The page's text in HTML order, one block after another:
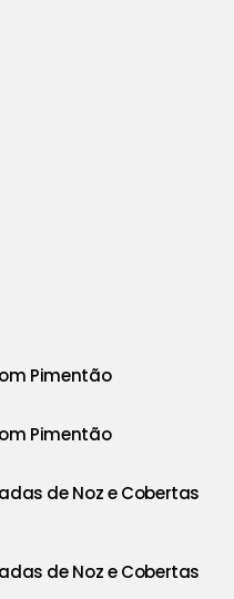
Pimentão
Pimentão
de Noz e Cobertas
de Noz e Cobertas